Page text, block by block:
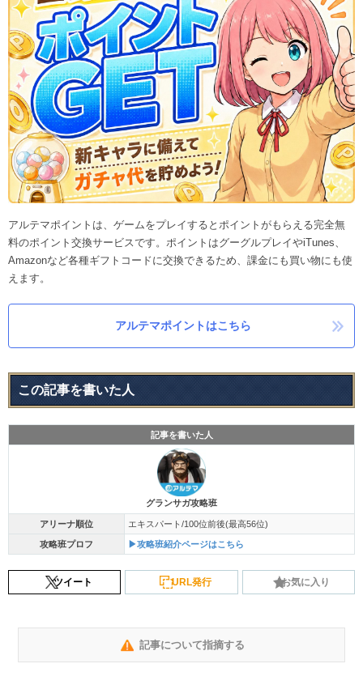
アルテマポイントは、ゲームをプレイするとポイントがもらえる完全無
料のポイント交換サービスです。ポイントはグーグルプレイやiTunes、
Amazonなど各種ギフトコードに交換できるため、課金にも買い物にも使
えます。
アルテマポイントはこちら
この記事を書いた人
記事を書いた人
グランサガ攻略班
アリーナ順位 エキスパート/100位前後(最高56位)
攻略班プロフ ▶攻略班紹介ページはこちら
ツイート URL発行 お気に入り
記事について指摘する